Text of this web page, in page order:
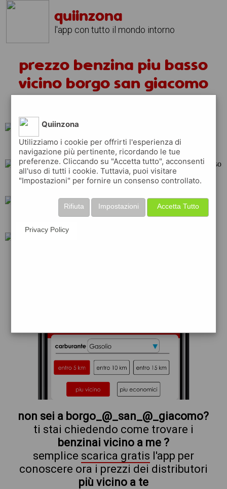
quiinzona
l'app con tutto il mondo intorno
prezzo benzina piu basso
vicino borgo san giacomo
tamoil ip total
shell repsol esso
q8 erg
non sei a borgo_@_san_@_giacomo?
ti stai chiedendo come trovare i
benzinai vicino a me ?
semplice scarica gratis l'app per
conoscere ora i prezzi dei distributori
più vicino a te
Quiinzona
Utilizziamo i cookie per offrirti l'esperienza di
navigazione più pertinente, ricordando le tue
preferenze. Cliccando su "Accetta tutto", acconsenti
all'uso di tutti i cookie. Tuttavia, puoi visitare
"Impostazioni" per fornire un consenso controllato.
Accetta Tutto
Impostazioni
Rifiuta
Privacy Policy